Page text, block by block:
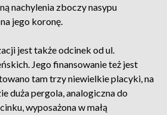
nachylenia zboczy nasypu
jego koronę.
jest także odcinek od ul.
Jego finansowanie też jest
tam trzy niewielkie placyki, na
duża pergola, analogiczna do
wyposażona w małą